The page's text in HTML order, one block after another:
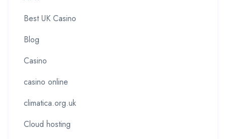
Best UK Casino
Blog
Casino
casino online
climatica.org.uk
Cloud hosting